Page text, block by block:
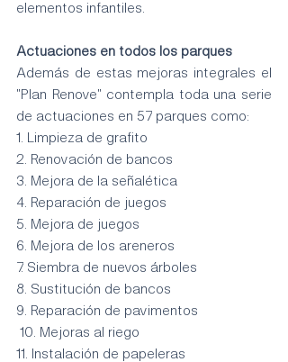
elementos infantiles.
Actuaciones en todos los parques
Además de estas mejoras integrales el
"Plan Renove" contempla toda una serie
de actuaciones en 57 parques como:
1. Limpieza de grafito
2. Renovación de bancos
3. Mejora de la señalética
4. Reparación de juegos
5. Mejora de juegos
6. Mejora de los areneros
7. Siembra de nuevos árboles
8. Sustitución de bancos
9. Reparación de pavimentos
10. Mejoras al riego
11. Instalación de papeleras